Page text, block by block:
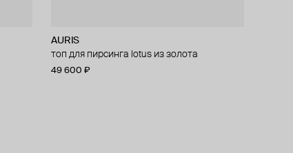
AURIS
топ для пирсинга lotus из золота
49 600 ₽
AURIS
топ для пирсинга из золота brillove
59 400 ₽
Herald Percy Diamonds
серьги из золота с цитрином
54 100 ₽
Spirito
кафф из золота с цитрином
66 000 ₽